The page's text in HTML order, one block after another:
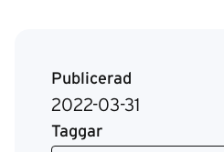
Publicerad
2022-03-31
Taggar